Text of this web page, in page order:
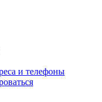
и телефоны